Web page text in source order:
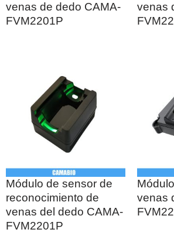
venas de dedo CAMA-
FVM2201P
venas
Módulo de sensor de
reconocimiento de
venas del dedo CAMA-
FVM2201P
venas